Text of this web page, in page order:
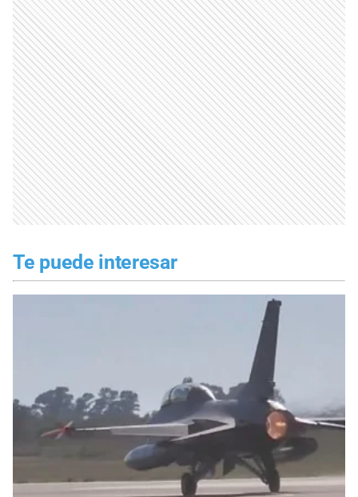
Te puede interesar